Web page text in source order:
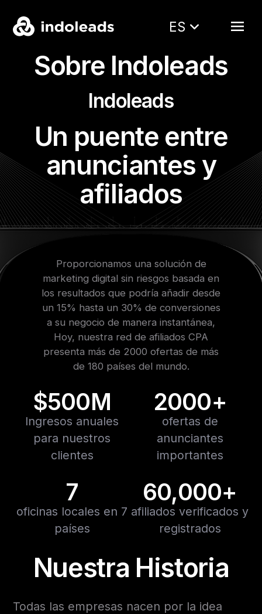
ES
Sobre Indoleads
Indoleads
Un puente entre
anunciantes y
afiliados
Proporcionamos una solución de
marketing digital sin riesgos basada en
los resultados que podría añadir desde
un 15% hasta un 30% de conversiones
a su negocio de manera instantánea,
Hoy, nuestra red de afiliados CPA
presenta más de 2000 ofertas de más
de 180 países del mundo.
$500M
Ingresos anuales
para nuestros
clientes
2000+
ofertas de
anunciantes
importantes
7
oficinas locales en 7
países
60,000+
afiliados verificados y
registrados
Nuestra Historia
Todas las empresas nacen por la idea